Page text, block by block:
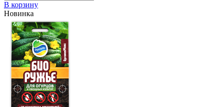
В корзину
Новинка